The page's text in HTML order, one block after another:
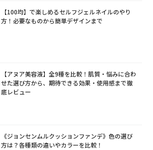
【100均】で楽しめるセルフジェルネイルのやり
方！必要なものから簡単デザインまで
【アヌア美容液】全9種を比較！肌質・悩みに合わ
せた選び方から、期待できる効果・使用感まで徹
底レビュー
《ジョンセンムルクッションファンデ》色の選び
方は？各種類の違いやカラーを比較！